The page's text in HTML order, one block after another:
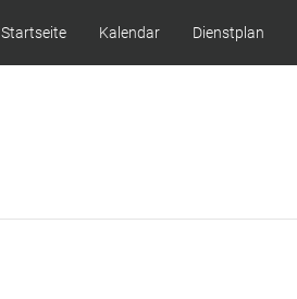
Startseite Kalendar Dienstplan